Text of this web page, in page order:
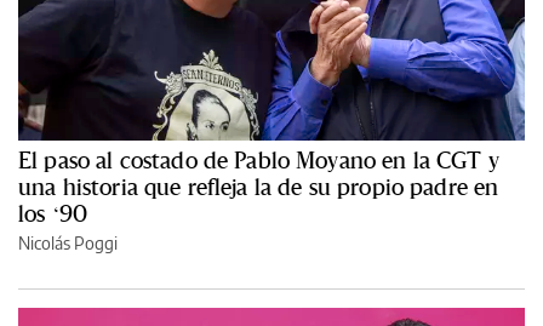
El paso al costado de Pablo Moyano en la CGT y
una historia que refleja la de su propio padre en
los ‘90
Nicolás Poggi